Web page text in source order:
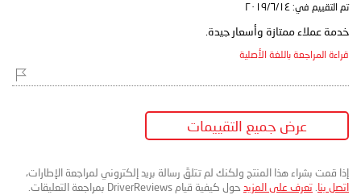
تم التقييم في: ١٤‏/٦‏/٢٠١٩
خدمة عملاء ممتازة وأسعار جيدة.
قراءة المراجعة باللغة الأصلية
عرض جميع التقييمات
إذا قمت بشراء هذا المنتج ولكنك لم تتلقَ رسالة بريد إلكتروني لمراجعة الإطارات،
اتصل بنا. تعرف على المزيد حول كيفية قيام DriverReviews بمراجعة التعليقات.